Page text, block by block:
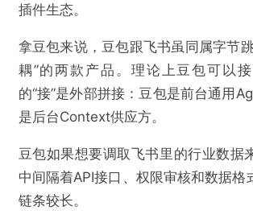
插件生态。
拿豆包来说，豆包跟飞书虽同属字节
耦”的两款产品。理论上豆包可以
的“接”是外部拼接：豆包是前台通用
是后台Context供应方。
豆包如果想要调取飞书里的行业数据
中间隔着API接口、权限审核和数据格
链条较长。